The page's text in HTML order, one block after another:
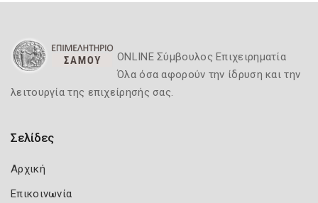
ONLINE Σύμβουλος Επιχειρηματία
Όλα όσα αφορούν την ίδρυση και την
λειτουργία της επιχείρησής σας.
Σελίδες
Αρχική
Επικοινωνία